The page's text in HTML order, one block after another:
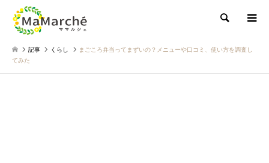
検索
記事 くらし
まごころ弁当ってまずいの？メニューや口コミ、使い方を調査し
てみた